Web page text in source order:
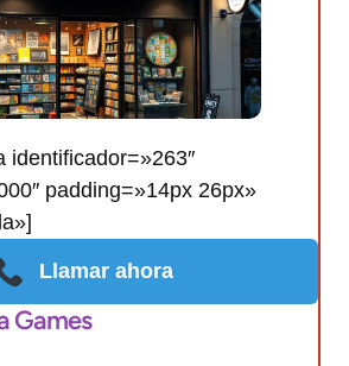
identificador=»263″
padding=»14px 26px»
Llamar ahora
Games